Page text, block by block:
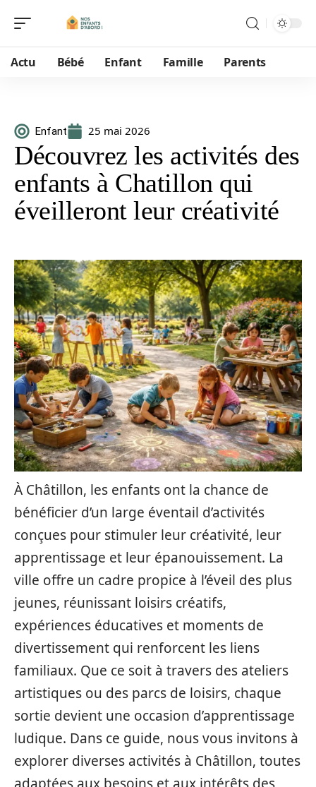
Actu Bébé Enfant Famille Parents
Enfant 25 mai 2026
Découvrez les activités des
enfants à Chatillon qui
éveilleront leur créativité
À Châtillon, les enfants ont la chance de
bénéficier d’un large éventail d’activités
conçues pour stimuler leur créativité, leur
apprentissage et leur épanouissement. La
ville offre un cadre propice à l’éveil des plus
jeunes, réunissant loisirs créatifs,
expériences éducatives et moments de
divertissement qui renforcent les liens
familiaux. Que ce soit à travers des ateliers
artistiques ou des parcs de loisirs, chaque
sortie devient une occasion d’apprentissage
ludique. Dans ce guide, nous vous invitons à
explorer diverses activités à Châtillon, toutes